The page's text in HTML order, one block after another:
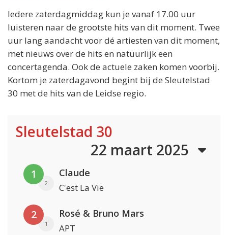
Iedere zaterdagmiddag kun je vanaf 17.00 uur
luisteren naar de grootste hits van dit moment. Twee
uur lang aandacht voor dé artiesten van dit moment,
met nieuws over de hits en natuurlijk een
concertagenda. Ook de actuele zaken komen voorbij.
Kortom je zaterdagavond begint bij de Sleutelstad
30 met de hits van de Leidse regio.
Sleutelstad 30
22 maart 2025
1
2
Claude
C'est La Vie
2
1
Rosé & Bruno Mars
APT